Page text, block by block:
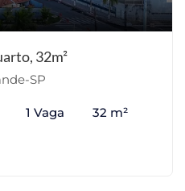
32m²
SP
1 Vaga 32 m²